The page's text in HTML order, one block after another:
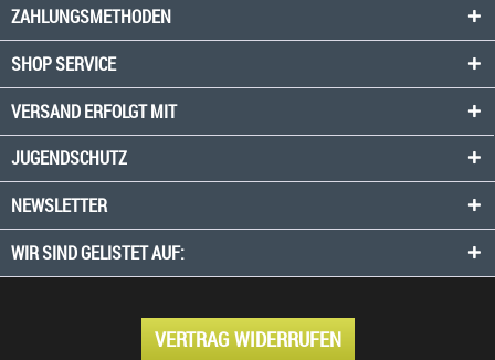
ZAHLUNGSMETHODEN
SHOP SERVICE
VERSAND ERFOLGT MIT
JUGENDSCHUTZ
NEWSLETTER
WIR SIND GELISTET AUF:
VERTRAG WIDERRUFEN